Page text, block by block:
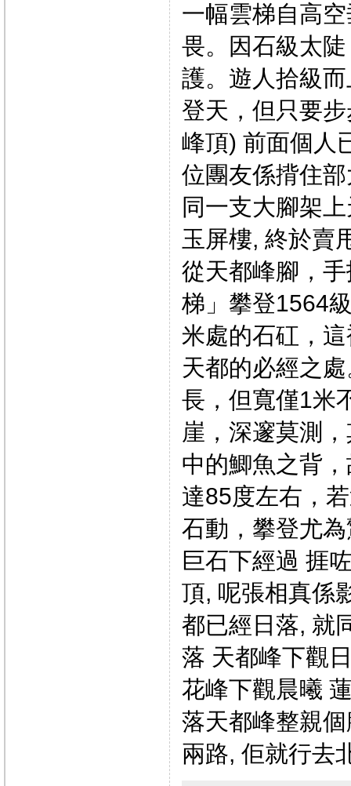
一幅雲梯自高
畏。因石級太
護。遊人拾級
登天，但只要
峰頂) 前面個人
位團友係揹住
同一支大腳架
玉屏樓, 終於賣
從天都峰腳，
梯」攀登1564
米處的石矼，
天都的必經之
長，但寬僅1米
崖，深邃莫測
中的鯽魚之背
達85度左右，
石動，攀登尤
巨石下經過 捱
頂, 呢張相真係
都已經日落, 就
落 天都峰下觀
花峰下觀晨曦
落天都峰整親
兩路, 佢就行去